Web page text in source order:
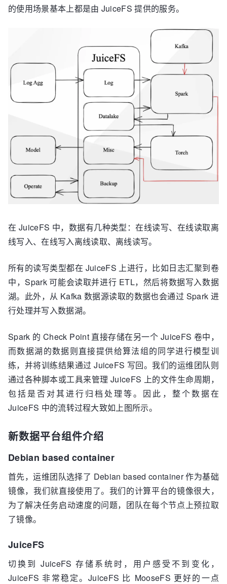
的使用场景基本上都是由 JuiceFS 提供的服务。
在 JuiceFS 中，数据有几种类型：在线读写、在线读取离
线写入、在线写入离线读取、离线读写。
所有的读写类型都在 JuiceFS 上进行，比如日志汇聚到卷
中，Spark 可能会读取并进行 ETL，然后将数据写入数据
湖。此外，从 Kafka 数据源读取的数据也会通过 Spark 进
行处理并写入数据湖。
Spark 的 Check Point 直接存储在另一个 JuiceFS 卷中，
而数据湖的数据则直接提供给算法组的同学进行模型训
练，并将训练结果通过 JuiceFS 写回。我们的运维团队则
通过各种脚本或工具来管理 JuiceFS 上的文件生命周期，
包括是否对其进行归档处理等。因此，整个数据在
JuiceFS 中的流转过程大致如上图所示。
新数据平台组件介绍
Debian based container
首先，运维团队选择了 Debian based container 作为基础
镜像，我们就直接使用了。我们的计算平台的镜像很大，
为了解决任务启动速度的问题，团队在每个节点上预拉取
了镜像。
JuiceFS
切换到 JuiceFS 存储系统时，用户感受不到变化，
JuiceFS 非常稳定。JuiceFS 比 MooseFS 更好的一点